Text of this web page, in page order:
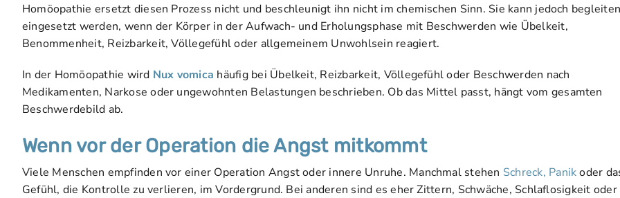
Homöopathie ersetzt diesen Prozess nicht und beschleunigt ihn nicht im chemischen Sinn. Sie kann jedoch
eingesetzt werden, wenn der Körper in der Aufwach- und Erholungsphase mit Beschwerden wie Übelkeit,
Benommenheit, Reizbarkeit, Völlegefühl oder allgemeinem Unwohlsein reagiert.
In der Homöopathie wird Nux vomica häufig bei Übelkeit, Reizbarkeit, Völlegefühl oder Beschwerden nach
Medikamenten, Narkose oder ungewohnten Belastungen beschrieben. Ob das Mittel passt, hängt vom gesamten
Beschwerdebild ab.
Wenn vor der Operation die Angst mitkommt
Viele Menschen empfinden vor einer Operation Angst oder innere Unruhe. Manchmal stehen Schreck, Panikoder
Gefühl, die Kontrolle zu verlieren, im Vordergrund. Bei anderen sind es eher Zittern, Schwäche, Schlaflosigkeit oder